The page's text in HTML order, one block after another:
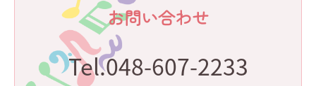
お問い合わせ
Tel.048-607-2233